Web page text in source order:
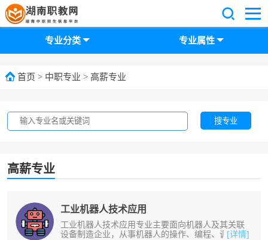
首页 > 中职专业 > 高薪专业
专业分类 专业属性
搜专业
高薪专业
工业机器人技术应用
工业机器人技术应用专业主要面向机器人及其关联
设备制造企业，从事机器人的操作、编程、调试和
[详情]